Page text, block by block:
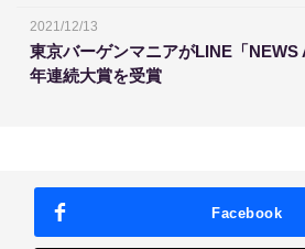
2021/12/13
東京バーゲンマニアがLINE「NEWS
年連続大賞を受賞
Facebook